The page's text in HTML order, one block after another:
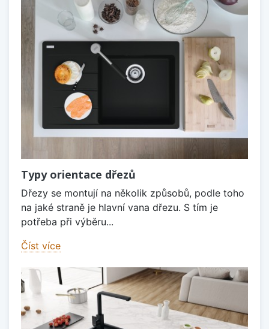
Typy orientace dřezů
Dřezy se montují na několik způsobů, podle toho
na jaké straně je hlavní vana dřezu. S tím je
potřeba při výběru...
Číst více